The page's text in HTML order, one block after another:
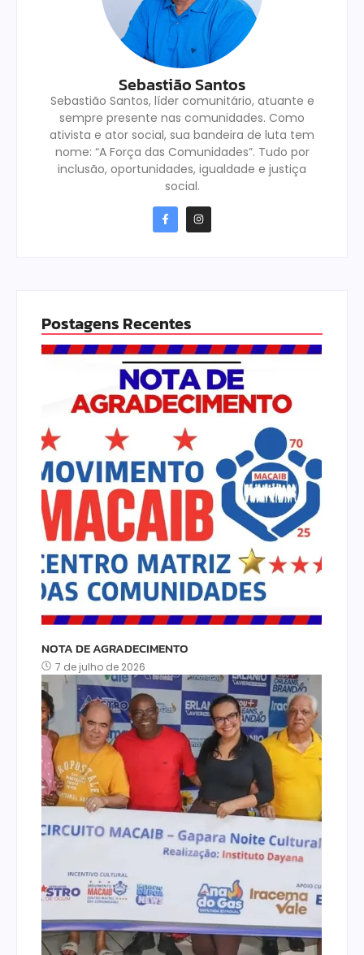
Sebastião Santos
Sebastião Santos, líder comunitário, atuante e
sempre presente nas comunidades. Como
ativista e ator social, sua bandeira de luta tem
nome: “A Força das Comunidades”. Tudo por
inclusão, oportunidades, igualdade e justiça
social.
Postagens Recentes
NOTA DE AGRADECIMENTO
7 de julho de 2026